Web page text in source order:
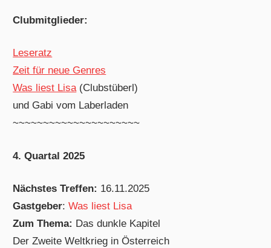
Clubmitglieder:
Leseratz
Zeit für neue Genres
Was liest Lisa(Clubstüberl)
und Gabi vom Laberladen
~~~~~~~~~~~~~~~~~~~~~
4. Quartal 2025
Nächstes Treffen: 16.11.2025
Gastgeber:Was liest Lisa
Zum Thema: Das dunkle Kapitel
Der Zweite Weltkrieg in Österreich